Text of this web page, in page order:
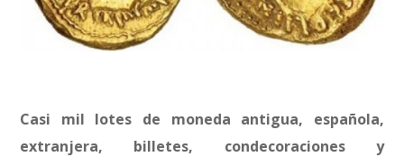
Casi mil lotes de moneda antigua, española,
extranjera, billetes, condecoraciones y